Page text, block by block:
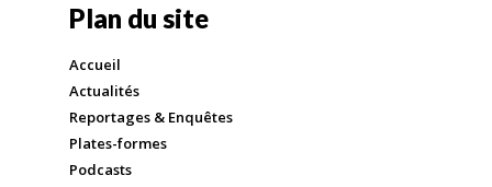
Plan du site
Accueil
Actualités
Reportages & Enquêtes
Plates-formes
Podcasts